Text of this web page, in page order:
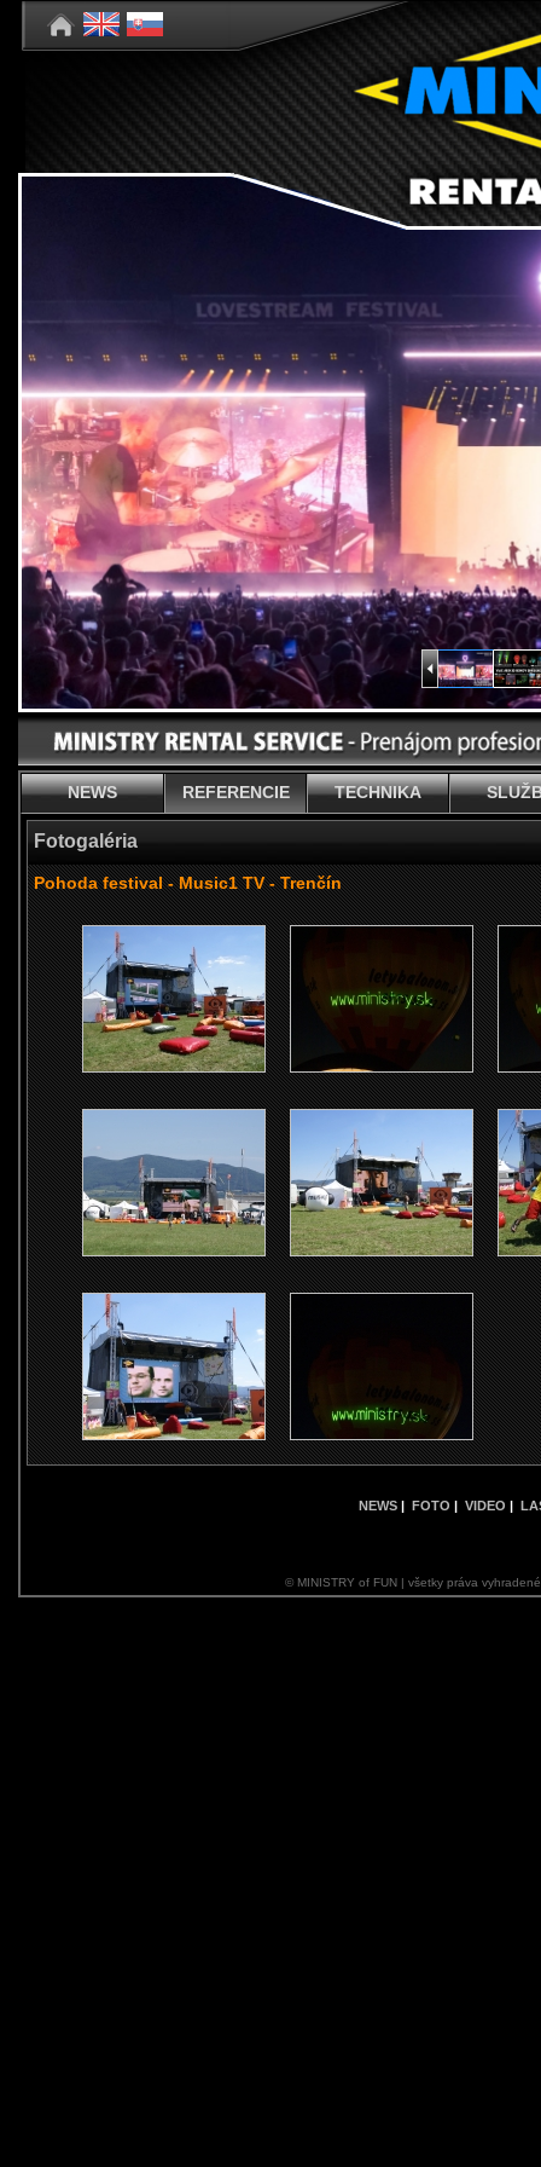
NEWS REFERENCIE TECHNIKA
Fotogaléria
Pohoda festival - Music1 TV - Trenčín
NEWS | FOTO | VIDEO |
© MINISTRY of FUN | všetky práva